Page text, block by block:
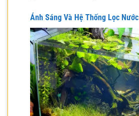
Ánh Sáng Và Hệ Thống Lọc Nước